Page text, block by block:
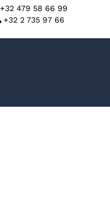
+32 479 58 66 99
+32 2 735 97 66